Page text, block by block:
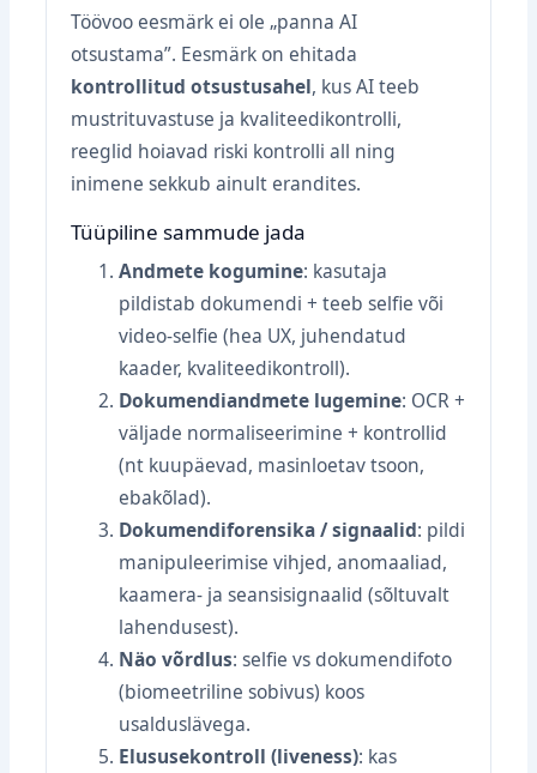
Töövoo eesmärk ei ole „panna AI
otsustama”. Eesmärk on ehitada
kontrollitud otsustusahel, kus AI teeb
mustrituvastuse ja kvaliteedikontrolli,
reeglid hoiavad riski kontrolli all ning
inimene sekkub ainult erandites.
Tüüpiline sammude jada
Andmete kogumine: kasutaja
pildistab dokumendi + teeb selfie või
video‑selfie (hea UX, juhendatud
kaader, kvaliteedikontroll).
Dokumendiandmete lugemine: OCR +
väljade normaliseerimine + kontrollid
(nt kuupäevad, masinloetav tsoon,
ebakõlad).
Dokumendiforensika / signaalid: pildi
manipuleerimise vihjed, anomaaliad,
kaamera- ja seansisignaalid (sõltuvalt
lahendusest).
Näo võrdlus: selfie vs dokumendifoto
(biomeetriline sobivus) koos
usalduslävega.
Elususekontroll (liveness): kas